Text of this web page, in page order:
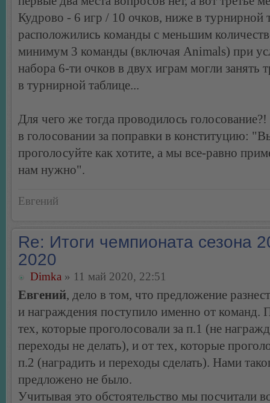
Кудрово - 6 игр / 10 очков, ниже в турнирной
расположились команды с меньшим
минимум 3 команды (включая Animals) при
набора 6-ти очков в двух играм могли занять
в турнирной таблице...
Для чего же тогда проводилось
в голосовании за поправки в конституцию:
проголосуйте как хотите, а мы все-равно
нам нужно".
Евгений
Re: Итоги чемпионата сезона
2020
Dimka » 11 май 2020, 22:51
Евгений, дело в том, что предложение
и награждения поступило именно от команд.
тех, которые проголосовали за п.1 (не
переходы не делать), и от тех, которые
п.2 (наградить и переходы сделать). Нами
предложено не было.
Учитывая это обстоятельство мы посчитали